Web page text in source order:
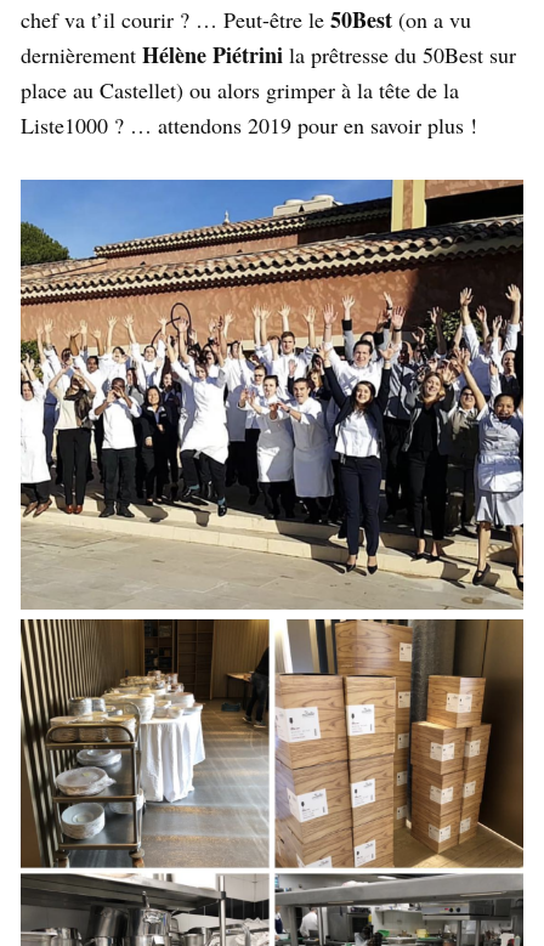
chef va t’il courir ? … Peut-être le 50Best (on a vu
dernièrement Hélène Piétrini la prêtresse du 50Best sur
place au Castellet) ou alors grimper à la tête de la
Liste1000 ? … attendons 2019 pour en savoir plus !